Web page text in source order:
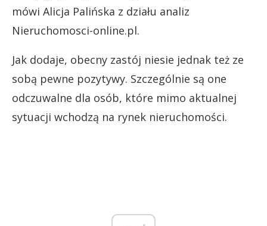
mówi Alicja Palińska z działu analiz
Nieruchomosci-online.pl.
Jak dodaje, obecny zastój niesie jednak też ze
sobą pewne pozytywy. Szczególnie są one
odczuwalne dla osób, które mimo aktualnej
sytuacji wchodzą na rynek nieruchomości.